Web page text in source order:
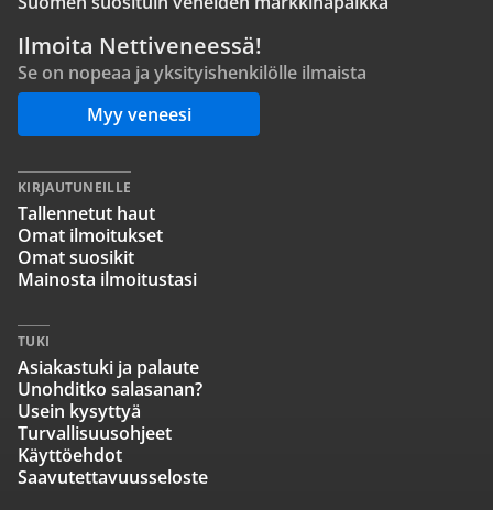
Ilmoita Nettiveneessä!
Se on nopeaa ja yksityishenkilölle ilmaista
Myy veneesi
KIRJAUTUNEILLE
Tallennetut haut
Omat ilmoitukset
Omat suosikit
Mainosta ilmoitustasi
TUKI
Asiakastuki ja palaute
Unohditko salasanan?
Usein kysyttyä
Turvallisuusohjeet
Käyttöehdot
Saavutettavuusseloste